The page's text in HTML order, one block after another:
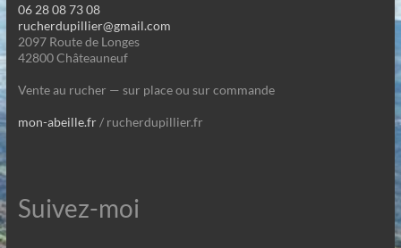
06 28 08 73 08
rucherdupillier@gmail.com
2097 Route de Longes
42800 Châteauneuf
Vente au rucher — sur place ou sur commande
mon-abeille.fr/ rucherdupillier.fr
Suivez-moi